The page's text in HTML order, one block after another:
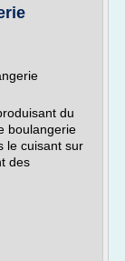
du
boulangerie
le cuisant sur
des